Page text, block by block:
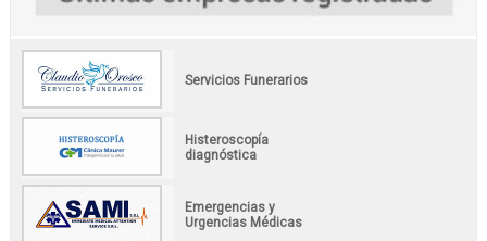
Servicios Funerarios
Histeroscopía
diagnóstica
Emergencias y
Urgencias Médicas